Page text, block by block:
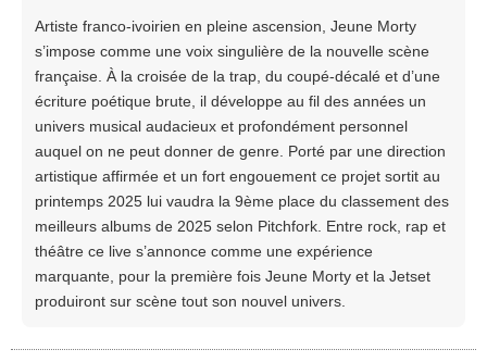
Artiste franco-ivoirien en pleine ascension, Jeune Morty
s’impose comme une voix singulière de la nouvelle scène
française. À la croisée de la trap, du coupé-décalé et d’une
écriture poétique brute, il développe au fil des années un
univers musical audacieux et profondément personnel
auquel on ne peut donner de genre. Porté par une direction
artistique affirmée et un fort engouement ce projet sortit au
printemps 2025 lui vaudra la 9ème place du classement des
meilleurs albums de 2025 selon Pitchfork. Entre rock, rap et
théâtre ce live s’annonce comme une expérience
marquante, pour la première fois Jeune Morty et la Jetset
produiront sur scène tout son nouvel univers.